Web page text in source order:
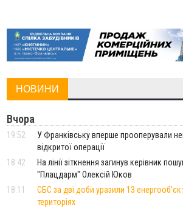
НОВИНИ
Вчора
19:52
У Франківську вперше прооперували
відкритої операції
18:42
На лінії зіткнення загинув керівник
"Плацдарм" Олексій Юков
18:11
СБС за дві доби уразили 13
територіях